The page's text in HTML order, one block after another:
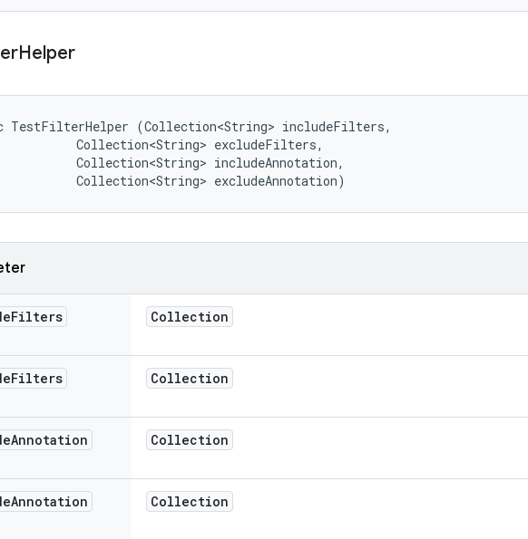
Helper
TestFilterHelper (Collection<String> includeFilters,
Collection<String> excludeFilters,
Collection<String> includeAnnotation,
Collection<String> excludeAnnotation)
Filters Collection
Filters Collection
Annotation Collection
Annotation Collection